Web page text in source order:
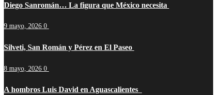
Diego Sanromán… La figura que México necesita
9 mayo, 2026 0
Silveti, San Román y Pérez en El Paseo
8 mayo, 2026 0
A hombros Luis David en Aguascalientes